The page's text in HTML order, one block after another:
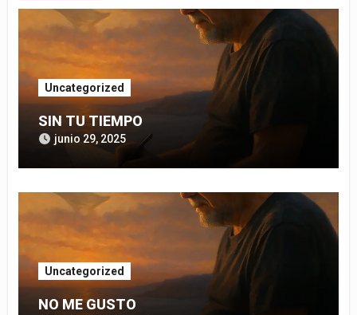
Uncategorized
SIN TU TIEMPO
junio 29, 2025
Uncategorized
NO ME GUSTO